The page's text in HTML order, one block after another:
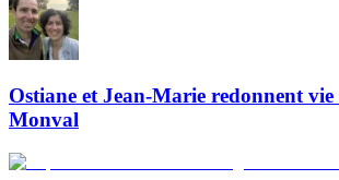
Ostiane et Jean-Marie redonnent
Monval